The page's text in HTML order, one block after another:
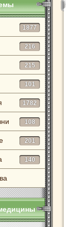
1877
216
215
101
1782
108
201
140